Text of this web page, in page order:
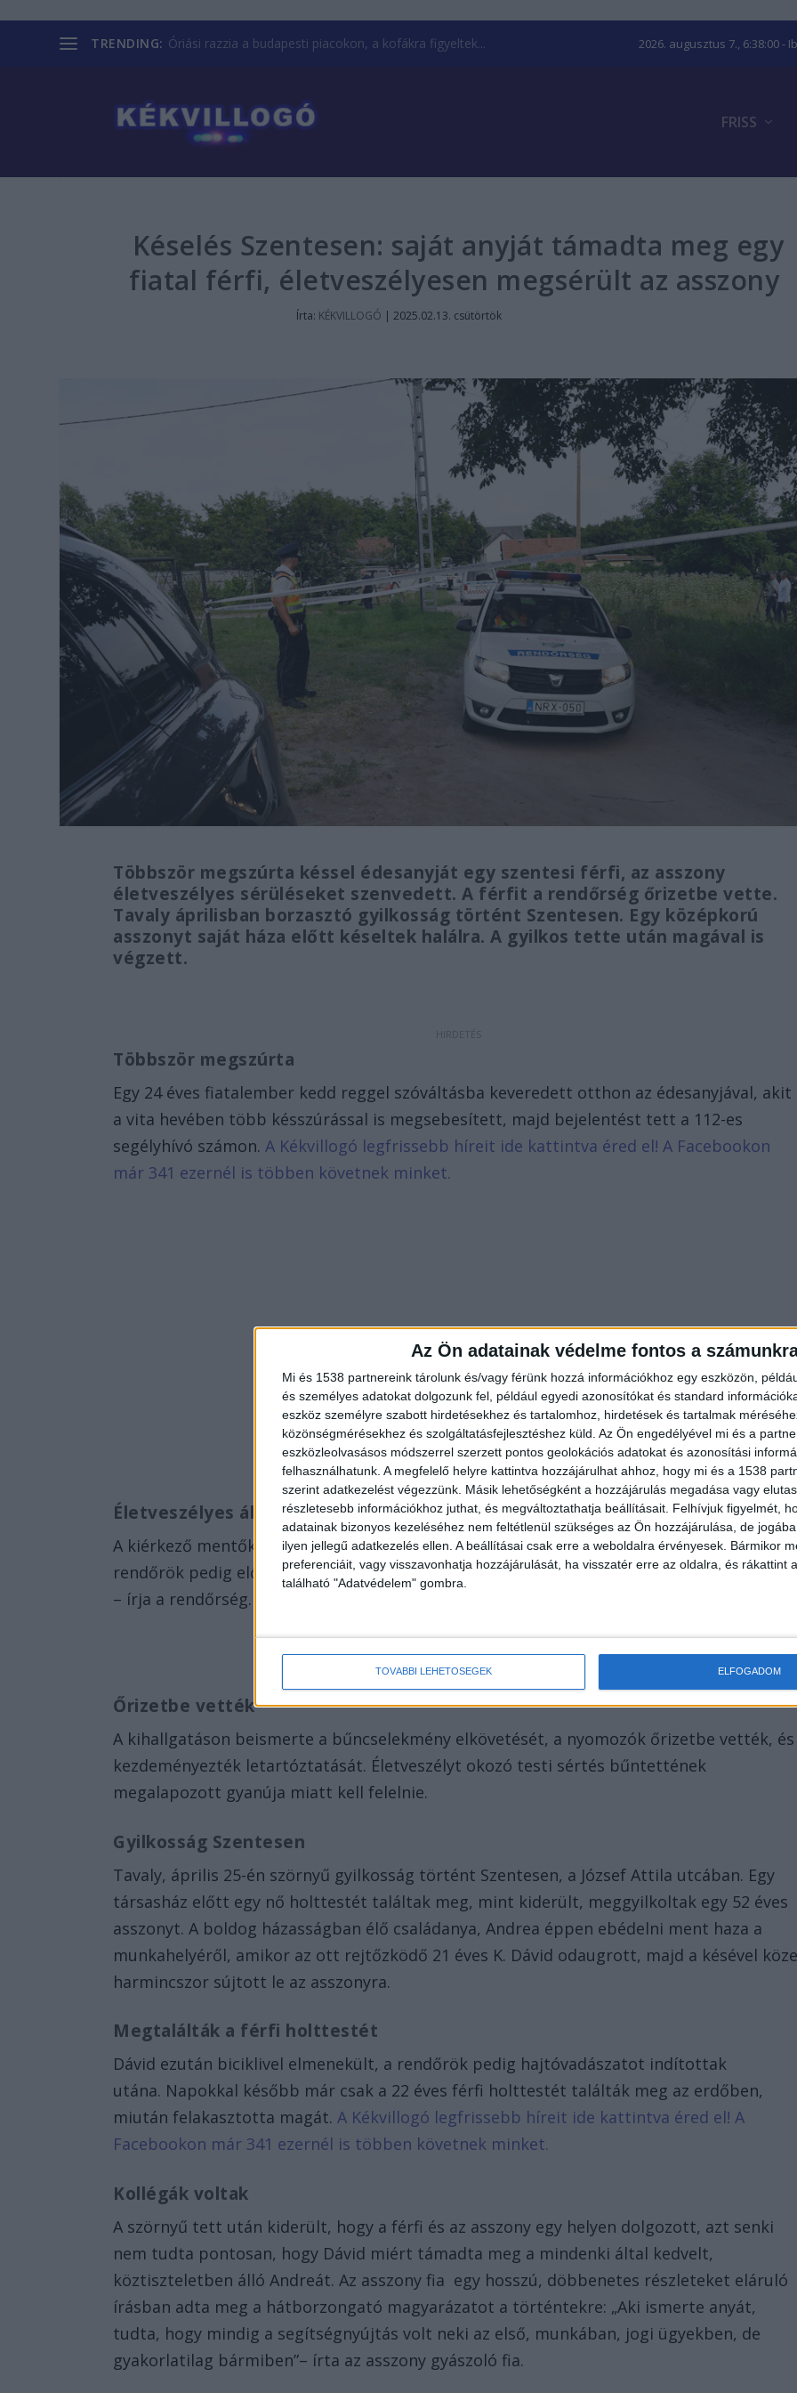
Az Ön adatainak védelme fontos a
Mi és 1538 partnereink tárolunk és/vagy férünk hozzá információkhoz egy eszközön,
és személyes adatokat dolgozunk fel, például egyedi azonosítókat és standard
eszköz személyre szabott hirdetésekhez és tartalomhoz, hirdetések és tartalmak
közönségmérésekhez és szolgáltatásfejlesztéshez küld. Az Ön engedélyével mi és a
eszközleolvasásos módszerrel szerzett pontos geolokációs adatokat és azonosítási
felhasználhatunk. A megfelelő helyre kattintva hozzájárulhat ahhoz, hogy mi és a 1538
szerint adatkezelést végezzünk. Másik lehetőségként a hozzájárulás megadása vagy
részletesebb információkhoz juthat, és megváltoztathatja beállításait. Felhívjuk figyelmét,
adatainak bizonyos kezeléséhez nem feltétlenül szükséges az Ön hozzájárulása, de
ilyen jellegű adatkezelés ellen. A beállításai csak erre a weboldalra érvényesek. Bármikor
preferenciáit, vagy visszavonhatja hozzájárulását, ha visszatér erre az oldalra, és rákattint
található "Adatvédelem" gombra.
TOVÁBBI LEHETŐSÉGEK ELFOGADOM
TRENDING: Óriási razzia a budapesti piacokon, a kofákra figyeltek... 2026. augusztus 7., 6:38:00-
FRISS
Késelés Szentesen: saját anyját támadta meg egy
fiatal férfi, életveszélyesen megsérült az asszony
Írta: KÉKVILLOGÓ | 2025.02.13. csütörtök
Többször megszúrta késsel édesanyját egy szentesi férfi, az asszony
életveszélyes sérüléseket szenvedett. A férfit a rendőrség őrizetbe vette.
Tavaly áprilisban borzasztó gyilkosság történt Szentesen. Egy középkorú
asszonyt saját háza előtt késeltek halálra. A gyilkos tette után magával is
végzett.
Többször megszúrta
Egy 24 éves fiatalember kedd reggel szóváltásba keveredett otthon az édesanyjával, akit
a vita hevében több késszúrással is megsebesített, majd bejelentést tett a 112-es
segélyhívó számon.A Kékvillogó legfrissebb híreit ide kattintva éred el! A Facebookon
már 341 ezernél is többen követnek minket.
Életveszélyes állapotban vitték kórházba
A kiérkező mentők elszállították az életveszélyes állapotba került 53 éves asszonyt, a
rendőrök pedig előállították a fiát a Csongrád-Csanád Vármegyei Rendőr-
– írja a rendőrség.
Őrizetbe vették
A kihallgatáson beismerte a bűncselekmény elkövetését, a nyomozók őrizetbe vették, és
kezdeményezték letartóztatását. Életveszélyt okozó testi sértés bűntettének
megalapozott gyanúja miatt kell felelnie.
Gyilkosság Szentesen
Tavaly, április 25-én szörnyű gyilkosság történt Szentesen, a József Attila utcában. Egy
társasház előtt egy nő holttestét találtak meg, mint kiderült, meggyilkoltak egy 52 éves
asszonyt. A boldog házasságban élő családanya, Andrea éppen ebédelni ment haza a
munkahelyéről, amikor az ott rejtőzködő 21 éves K. Dávid odaugrott, majd a késével
harmincszor sújtott le az asszonyra.
Megtalálták a férfi holttestét
Dávid ezután biciklivel elmenekült, a rendőrök pedig hajtóvadászatot indítottak
utána. Napokkal később már csak a 22 éves férfi holttestét találták meg az erdőben,
miután felakasztotta magát.A Kékvillogó legfrissebb híreit ide kattintva éred el! A
Facebookon már 341 ezernél is többen követnek minket.
Kollégák voltak
A szörnyű tett után kiderült, hogy a férfi és az asszony egy helyen dolgozott, azt senki
nem tudta pontosan, hogy Dávid miért támadta meg a mindenki által kedvelt,
köztiszteletben álló Andreát. Az asszony fia egy hosszú, döbbenetes részleteket eláruló
írásban adta meg a hátborzongató magyarázatot a történtekre: „Aki ismerte anyát,
tudta, hogy mindig a segítségnyújtás volt neki az első, munkában, jogi ügyekben, de
gyakorlatilag bármiben”– írta az asszony gyászoló fia.